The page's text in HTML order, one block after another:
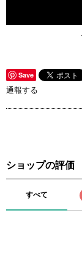
Save
通報する
ショップの評価
すべて